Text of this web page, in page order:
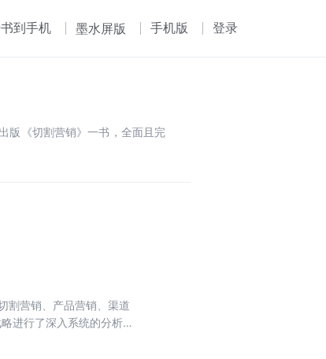
到手机 墨水屏版 手机版 登录
版《切割营销》一书，全面且完
割营销、产品营销、渠道
进行了深入系统的分析，